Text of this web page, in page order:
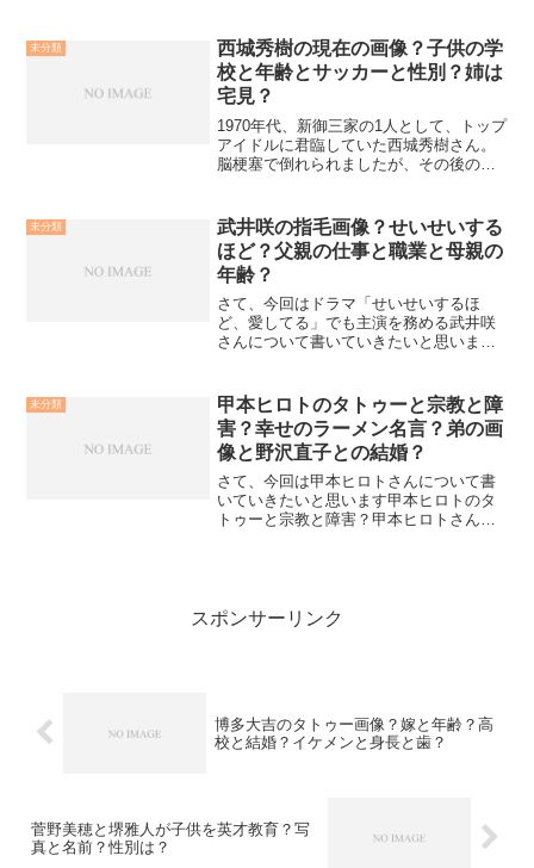
さらに2009年からはアメリカでの活動
を...
未分類
西城秀樹の現在の画像？子供の学
校と年齢とサッカーと性別？姉は
宅見？
1970年代、新御三家の1人として、トップ
アイドルに君臨していた西城秀樹さん。
脳梗塞で倒れられましたが、その後の現
西城秀樹の現在のノンストップ画像？
2003年に韓国で脳...
未分類
武井咲の指毛画像？せいせいする
ほど？父親の仕事と職業と母親の
年齢？
さて、今回はドラマ「せいせいするほ
ど、愛してる」でも主演を務める武井咲
さんについて書いていきたいと思いま
なプロフィールから武井 咲 （たけい え
み）本名 武井 咲...
未分類
甲本ヒロトのタトゥーと宗教と障
害？幸せのラーメン名言？弟の画
像と野沢直子との結婚？
さて、今回は甲本ヒロトさんについて書
いていきたいと思います甲本ヒロトのタ
トゥーと宗教と障害？甲本ヒロトさんは
スポンサーリンク
博多大吉のタトゥー画像？嫁と年齢？高
校と結婚？イケメンと身長と歯？
菅野美穂と堺雅人が子供を英才教育？写
真と名前？性別は？